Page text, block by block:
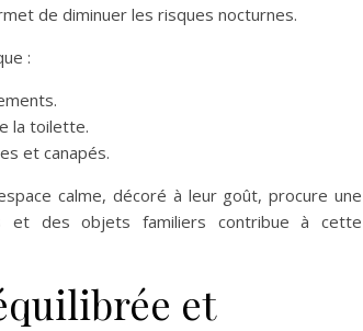
de diminuer les risques nocturnes.
:
la toilette.
et canapés.
calme, décoré à leur goût, procure une
et des objets familiers contribue à cette
et